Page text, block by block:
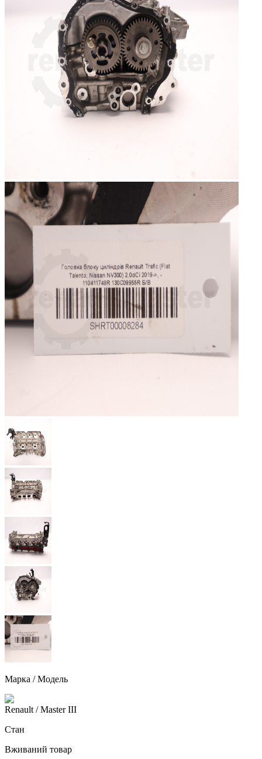
Марка / Модель
Renault / Master III
Стан
Вживаний товар